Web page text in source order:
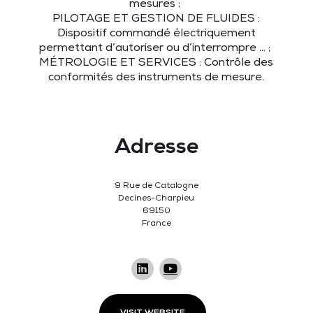
mesures ;
PILOTAGE ET GESTION DE FLUIDES :
Dispositif commandé électriquement
permettant d’autoriser ou d’interrompre … ;
MÉTROLOGIE ET SERVICES : Contrôle des
conformités des instruments de mesure.
Adresse
9 Rue de Catalogne
Decines-Charpieu
69150
France